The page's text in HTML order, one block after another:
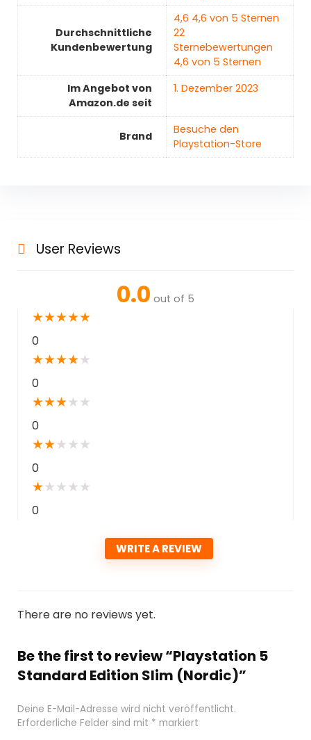
Durchschnittliche
Kundenbewertung
4,6 4,6 von 5 Sternen
22
Sternebewertungen
4,6 von 5 Sternen
Im Angebot von
Amazon.de seit
1. Dezember 2023
Brand
Besuche den
Playstation-Store
User Reviews
0.0 out of 5
★★★★★
0
★★★★★
0
★★★★ ★
0
★★★ ★ ★
0
★★ ★ ★ ★
0
WRITE A REVIEW
There are no reviews yet.
Be the first to review “Playstation 5
Standard Edition Slim (Nordic)”
Deine E-Mail-Adresse wird nicht veröffentlicht.
Erforderliche Felder sind mit * markiert